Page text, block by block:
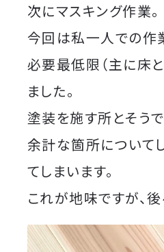
次にマスキング作業。
今回は私一人での作
必要最低限（主に床
ました。
塗装を施す所とそう
余計な箇所について
てしまいます。
これが地味ですが、